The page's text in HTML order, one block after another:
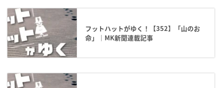
フットハットがゆく！【352】「山のお
命」｜MK新聞連載記事